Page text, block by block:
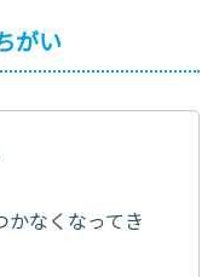
がい
なくなってき